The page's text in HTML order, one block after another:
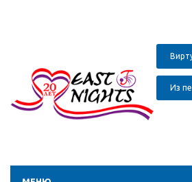
Из